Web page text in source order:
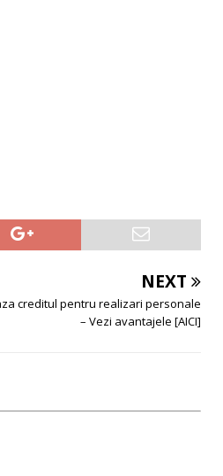
NEXT
creditul pentru realizari personale
– Vezi avantajele [AICI]